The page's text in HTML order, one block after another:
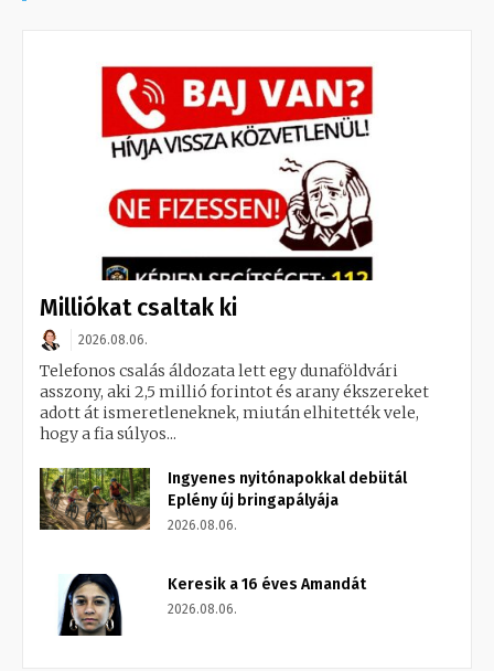
Milliókat csaltak ki
2026.08.06.
Telefonos csalás áldozata lett egy dunaföldvári
asszony, aki 2,5 millió forintot és arany ékszereket
adott át ismeretleneknek, miután elhitették vele,
hogy a fia súlyos...
Ingyenes nyitónapokkal debütál
Eplény új bringapályája
2026.08.06.
Keresik a 16 éves Amandát
2026.08.06.